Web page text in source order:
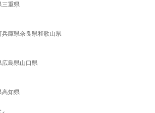
三重県
兵庫県奈良県和歌山県
広島県山口県
高知県